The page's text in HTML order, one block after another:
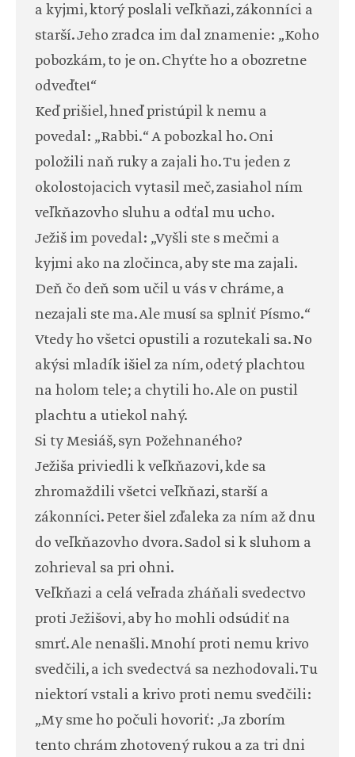
a kyjmi, ktorý poslali veľkňazi, zákonníci a
starší. Jeho zradca im dal znamenie: „Koho
pobozkám, to je on. Chyťte ho a obozretne
odveďte!“
Keď prišiel, hneď pristúpil k nemu a
povedal: „Rabbi.“ A pobozkal ho. Oni
položili naň ruky a zajali ho. Tu jeden z
okolostojacich vytasil meč, zasiahol ním
veľkňazovho sluhu a odťal mu ucho.
Ježiš im povedal: „Vyšli ste s mečmi a
kyjmi ako na zločinca, aby ste ma zajali.
Deň čo deň som učil u vás v chráme, a
nezajali ste ma. Ale musí sa splniť Písmo.“
Vtedy ho všetci opustili a rozutekali sa. No
akýsi mladík išiel za ním, odetý plachtou
na holom tele; a chytili ho. Ale on pustil
plachtu a utiekol nahý.
Si ty Mesiáš, syn Požehnaného?
Ježiša priviedli k veľkňazovi, kde sa
zhromaždili všetci veľkňazi, starší a
zákonníci. Peter šiel zďaleka za ním až dnu
do veľkňazovho dvora. Sadol si k sluhom a
zohrieval sa pri ohni.
Veľkňazi a celá veľrada zháňali svedectvo
proti Ježišovi, aby ho mohli odsúdiť na
smrť. Ale nenašli. Mnohí proti nemu krivo
svedčili, a ich svedectvá sa nezhodovali. Tu
niektorí vstali a krivo proti nemu svedčili:
„My sme ho počuli hovoriť: ‚Ja zborím
tento chrám zhotovený rukou a za tri dni